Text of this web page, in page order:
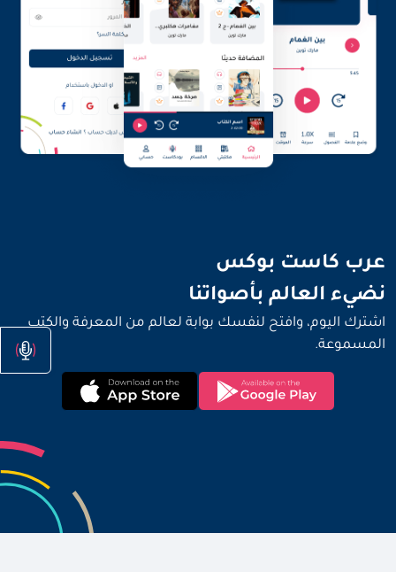
عرب كاست بوكس
نضيء العالم بأصواتنا
اشترك اليوم، وافتح لنفسك بوابة لعالم من المعرفة والكتب
المسموعة.